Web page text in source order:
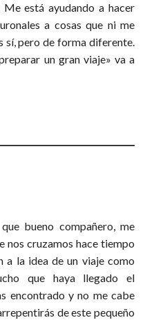
Me está ayudando a hacer
a cosas que ni me
sí, pero de forma diferente.
un gran viaje» va a
bueno compañero, me
nos cruzamos hace tiempo
a la idea de un viaje como
que haya llegado el
encontrado y no me cabe
de este pequeño